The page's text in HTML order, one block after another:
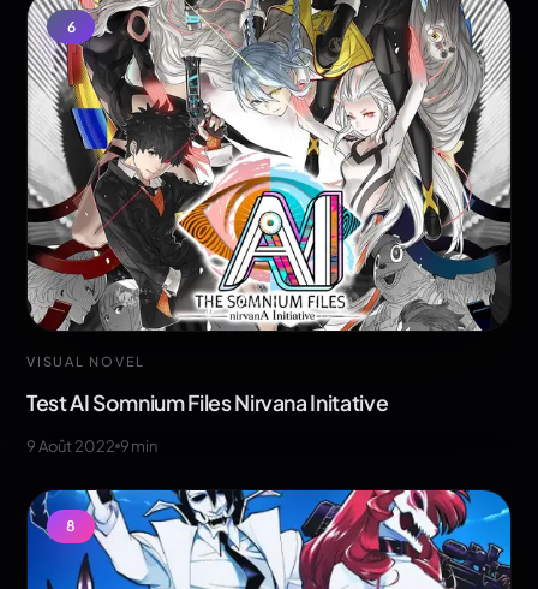
6
VISUAL NOVEL
Test AI Somnium Files Nirvana Initative
9 Août 2022 9min
8